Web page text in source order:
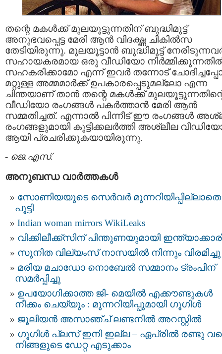
തന്റെ മകൾക്ക് മുലയൂട്ടുന്നതിന് ബുദ്ധിമുട്ട്
അനുഭവപ്പെട്ട മേരി ആൻ വിദഗ്ദ്ധ ചികിൽസ
തേടിയിരുന്നു. മുലയൂട്ടാൻ ബുദ്ധിമുട്ട്
സഹായകരമായ ഒരു വീഡിയോ
സഹകരിക്കാമോ എന്ന് ഇവർ തന്നോട്
മറ്റുള്ള അമ്മമാർക്ക് ഉപകാരപ്പെടുമല്ലോ എന്ന
ചിന്തയാണ് താൻ തന്റെ മകൾക്ക്
വീഡിയോ രംഗങ്ങൾ പകർത്താൻ മേരി ആൻ
സമ്മതിച്ചത്. എന്നാൽ പിന്നീട് ഈ രംഗങ്ങൾ
രംഗങ്ങളുമായി കൂട്ടിക്കലർത്തി അശ്ലീല
ആയി പ്രചരിക്കുകയായിരുന്നു.
- ജെ.എസ്.
അനുബന്ധ വാര്‍ത്തകള്‍
സോണിയയുടെ സെര്‍വര്‍ മുന്നറിയിപ്പില്ലാതെ
പൂട്ടി
Indian woman mirrors WikiLeaks
വിക്കിലീക്ക്സിന് പിന്തുണയുമായി
സുനിത വില്യംസ് നാസയിൽ നിന്നും വിരമിച്ചു
മരിയ മചാഡോ നൊബേല്‍ സമ്മാനം ട്രംപിന്
സമർപ്പിച്ചു
ഉപയോഗിക്കാത്ത ജി- മെയിൽ എക്കൗണ്ടുകൾ
നീക്കം ചെയ്യും : മുന്നറിയിപ്പുമായി ഗൂഗിൾ
ജൂലിയന്‍ അസാഞ്ച് ലണ്ടനില്‍ അറസ്റ്റില്‍
ഗൂഗിള്‍ പ്ലസ് ഇനി ഇല്ല – ഏപ്രില്‍ രണ്ടു
നിങ്ങളുടെ ഡേറ്റ എടുക്കാം